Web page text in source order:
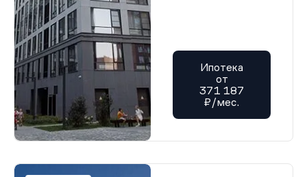
Ипотека
от
371 187
₽/мес.